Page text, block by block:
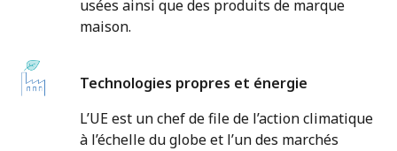
usées ainsi que des produits de marque
maison.
Technologies propres et énergie
L’UE est un chef de file de l’action climatique
à l’échelle du globe et l’un des marchés